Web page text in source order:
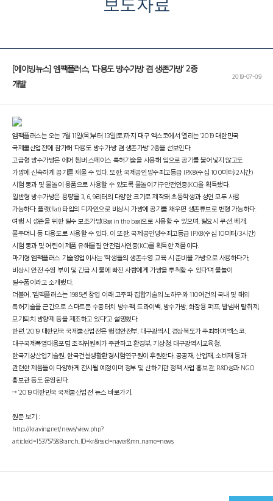
보도자료
[에이빙뉴스] 엠팩플러스, '다용도 방수가방 겸 생존가방' 2종
개발
2019-07-09
엠팩플러스는 오는 7월 11일(목)부터 13일(토)까지 대구 엑스코에서 열리는 '2019 대한민국
국제쿨산업전'에 참가해 '다용도 방수가방 겸 생존가방' 2종을 선보인다.
고급형 방수가방은 에어 쳄버 스페이스 특허기술을 사용해 입으로 공기를 불어넣지 않고도
가방에 신속하게 공기를 채울 수 있다. 또한, 국제공인방수최고등급 IPX8(수심 100미터/2시간)
시험 통과 및 물놀이 용품으로 사용할 수 있도록 물놀이기구안전인증(KC)을 획득했다.
일반형 방수가방은 용량을 3, 6, 9리터의 다양한 크기로 제작돼 초등학생과 성인 모두 사용
가능하다. 플랫(flat) 타입의 디자인으로 비상시 가방에 공기를 채우면 생존튜브로 변형 가능하다.
여행 시 생존을 위한 필수 보조가방(Bag in the bag)으로 사용할 수 있으며, 필요시 쿠션, 베개,
물주머니 등 다용도로 사용할 수 있다. 이 또한, 국제공인방수최고등급 IPX8(수심 10미터/3시간)
시험 통과 및 어린이 제품 유해물질 안전검사인증(KC)를 획득한 제품이다.
마기형 엠팩플러스 기술영업이사는 "학생들의 생존수영 교육 시 준비물 가방으로 사용하다가,
비상시 안전 수영 부이 및 긴급 시 물에 빠진 사람에게 가방을 투척할 수 있다"며 물놀이
필수품이라고 소개했다.
더불어, "엠팩플러스는 1985년 창업 이래 고주파 접합기술의 노하우와 110여건의 국내 및 해외
특허기술을 근간으로 스마트폰 수중터치 방수팩, 드라이백, 방수가방, 화장용 퍼프, 발냄새 탈취제,
모기퇴치 방향제 등을 제조하고 있다"고 설명했다.
한편, '2019 대한민국 국제쿨산업전'은 행정안전부, 대구광역시, 경상북도가 주최하며 엑스코,
대구국제폭염대응포럼 조직위원회가 주관하고 환경부, 기상청, 대구광역시교육청,
한국기상산업기술원, 한국건설생활환경시험연구원이 후원한다. 공공재, 산업재, 소비재 등과
관련한 제품들이 다양하게 전시될 예정이며 정부 및 산하기관 정책 사업 홍보관, R&D성과 NGO
홍보관 등도 운영된다.
→ '2019 대한민국 국제쿨산업전' 뉴스 바로가기.
원문 보기 :
http://kr.aving.net/news/view.php?
articleId=1537575&Branch_ID=kr&rssid=naver&mn_name=news